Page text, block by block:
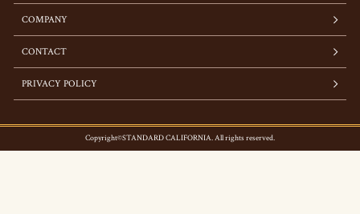
COMPANY
CONTACT
PRIVACY POLICY
Copyright©STANDARD CALIFORNIA. All rights reserved.